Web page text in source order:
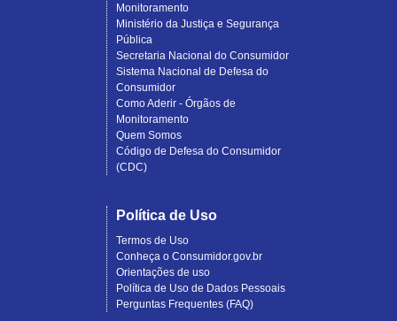
Monitoramento
Ministério da Justiça e Segurança
Pública
Secretaria Nacional do Consumidor
Sistema Nacional de Defesa do
Consumidor
Como Aderir - Órgãos de
Monitoramento
Quem Somos
Código de Defesa do Consumidor
(CDC)
Política de Uso
Termos de Uso
Conheça o Consumidor.gov.br
Orientações de uso
Política de Uso de Dados Pessoais
Perguntas Frequentes (FAQ)